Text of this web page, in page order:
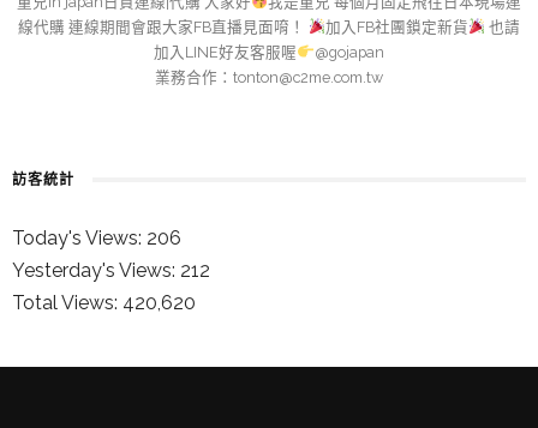
線代購 連線期間會跟大家FB直播見面唷！
加入FB社團鎖定新貨
也請
加入LINE好友客服喔
@gojapan
業務合作： tonton@c2me.com.tw
訪客統計
Today's Views: 206
Yesterday's Views: 212
Total Views: 420,620
童兒的 INSTAGRAM